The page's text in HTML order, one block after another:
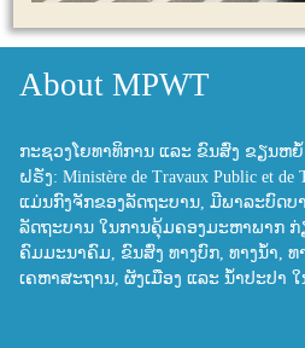
About MPWT
ກະຊວງໂຍທາທິການ ແລະ ຂົນສົ່ງ ຂຽນຫຍໍ້
ຝຣັ່ງ: Ministère de Travaux Public et
ແມ່ນກົງຈັກຂອງລັດຖະບານ, ມີພາລະບົດບ
ລັດຖະບານ ໃນການຄຸ້ມຄອງມະຫາພາກ
ຄົມມະນາຄົມ, ຂົນສົ່ງ ທາງບົກ, ທາງນ້ຳ, ທ
ເຄຫາສະຖານ, ຜັງເມືອງ ແລະ ນ້ຳປະປາ